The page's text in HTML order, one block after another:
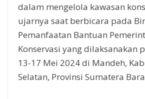
dalam mengelola kawasan
ujarnya saat berbicara pada
Pemanfaatan Bantuan
Konservasi yang dilaksanakan
13-17 Mei 2024 di Mandeh,
Selatan, Provinsi Sumatera